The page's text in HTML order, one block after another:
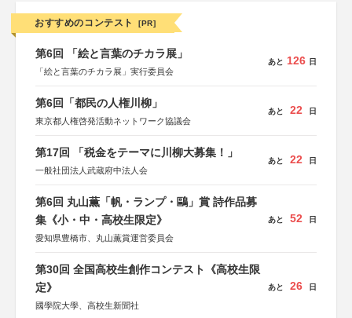
おすすめのコンテスト [PR]
第6回 「絵と言葉のチカラ展」
「絵と言葉のチカラ展」実行委員会
あと 126 日
第6回「都民の人権川柳」
東京都人権啓発活動ネットワーク協議会
あと 22 日
第17回 「税金をテーマに川柳大募集！」
一般社団法人武蔵府中法人会
あと 22 日
第6回 丸山薫「帆・ランプ・鷗」賞 詩作品募
集《小・中・高校生限定》
愛知県豊橋市、丸山薫賞運営委員会
あと 52 日
第30回 全国高校生創作コンテスト《高校生限
定》
國學院大學、高校生新聞社
あと 26 日